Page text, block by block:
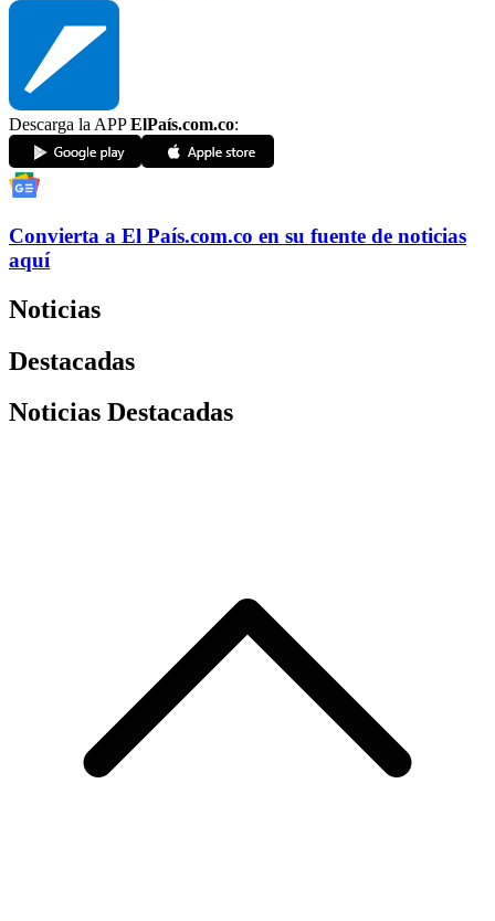
Descarga la APPElPaís.com.co:
Convierta a El País.com.co en su fuente de noticias
aquí
Noticias
Destacadas
Noticias Destacadas